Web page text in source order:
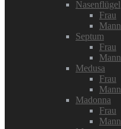
Nasenflügel
Frau
Mann
Septum
Frau
Mann
Medusa
Frau
Mann
Madonna
Frau
Mann